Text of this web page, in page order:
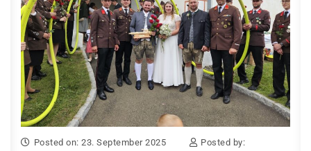
Posted on: 23. September 2025
Posted by: